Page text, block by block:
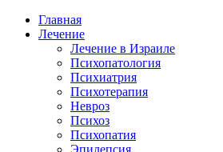
Главная
Лечение
Лечение в Израиле
Психопатология
Психиатрия
Психотерапия
Невроз
Психоз
Психопатия
Эпилепсия